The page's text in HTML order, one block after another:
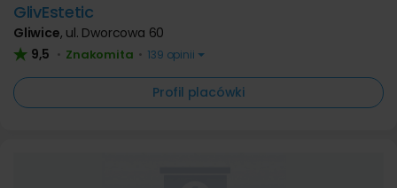
GlivEstetic
Gliwice, ul. Dworcowa 60
9,5 • Znakomita • 139 opinii
Profil placówki